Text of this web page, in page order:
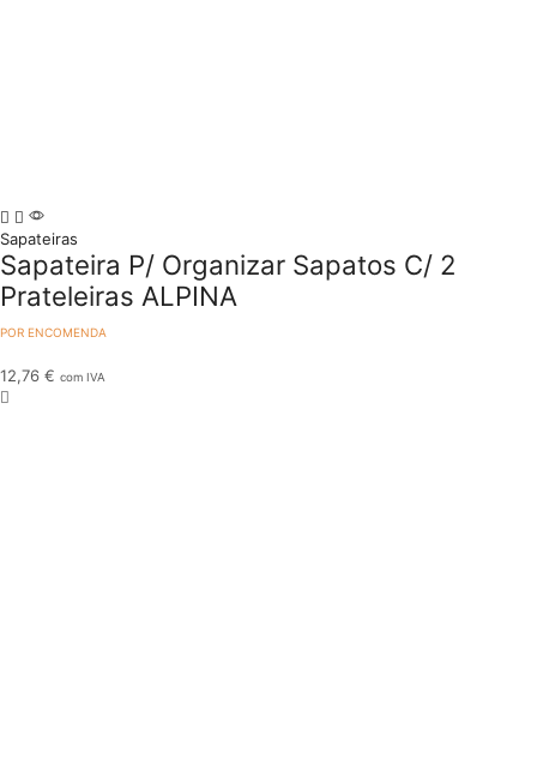
Sapateiras
Sapateira P/ Organizar Sapatos C/ 2
Prateleiras ALPINA
POR ENCOMENDA
12,76 € com IVA